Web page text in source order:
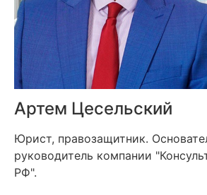
Артем Цесельский
Юрист, правозащитник.
руководитель компании
РФ".